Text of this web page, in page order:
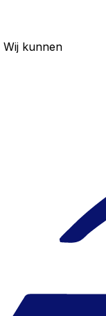
Wij kunnen